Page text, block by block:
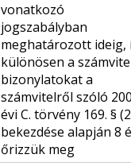
vonatkozó
jogszabályban
meghatározott ideig,
különösen a
bizonylatokat a
számvitelről szóló
évi C. törvény 169. §
bekezdése alapján 8
őrizzük meg